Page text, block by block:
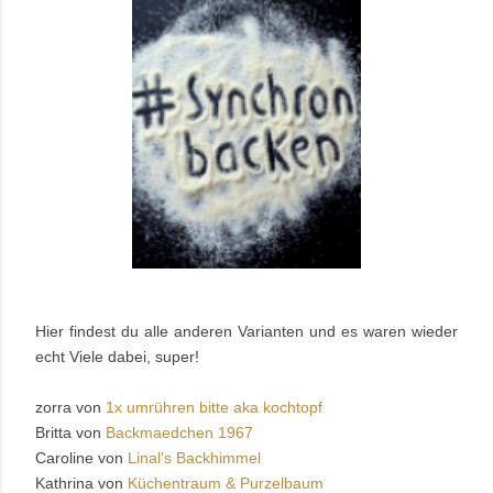
Hier findest du alle anderen Varianten und es waren wieder
echt Viele dabei, super!
zorra von 1x umrühren bitte aka kochtopf
Britta von Backmaedchen 1967
Caroline von Linal's Backhimmel
Kathrina von Küchentraum & Purzelbaum